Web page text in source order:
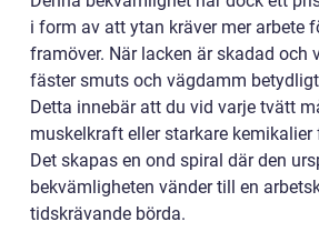
i form av att ytan kräver mer arbete
framöver. När lacken är skadad och
fäster smuts och vägdamm
Detta innebär att du vid varje tvätt
muskelkraft eller starkare
Det skapas en ond spiral där den
bekvämligheten vänder till en
tidskrävande börda.